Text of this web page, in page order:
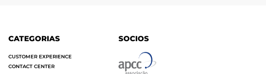
CATEGORIAS
CUSTOMER EXPERIENCE
CONTACT CENTER
SOCIOS